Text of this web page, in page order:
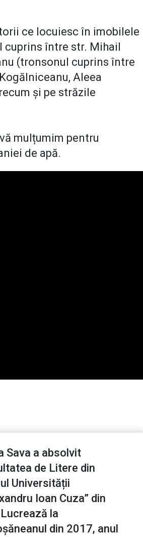
ce locuiesc în imobilele
între str. Mihail
(tronsonul cuprins între
Aleea
și pe străzile
mulțumim pentru
de apă.
Sava a absolvit
de Litere din
Universității
Ioan Cuza” din
la
din 2017, anul